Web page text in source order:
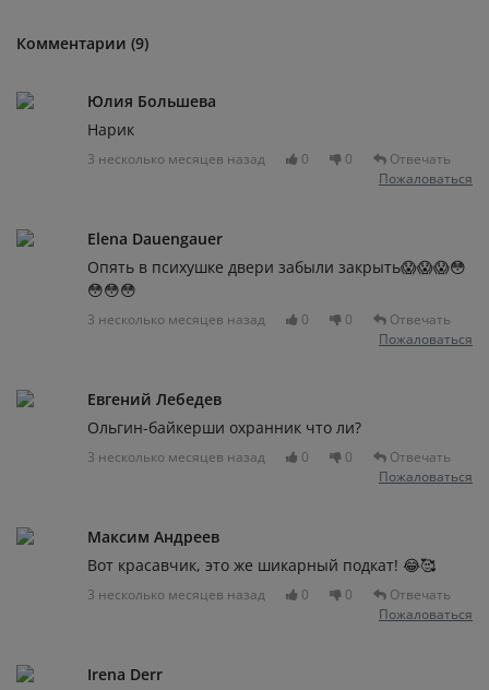
Комментарии (9)
Юлия Большева
Нарик
3 несколько месяцев назад 0 0
Отвечать
Пожаловаться
Elena Dauengauer
Опять в психушке двери забыли закрыть😱😱😱😳
😳😳😳
3 несколько месяцев назад 0 0
Отвечать
Пожаловаться
Евгений Лебедев
Ольгин-байкерши охранник что ли?
3 несколько месяцев назад 0 0
Отвечать
Пожаловаться
Максим Андреев
Вот красавчик, это же шикарный подкат! 😂🥰
3 несколько месяцев назад 0 0
Отвечать
Пожаловаться
Irena Derr